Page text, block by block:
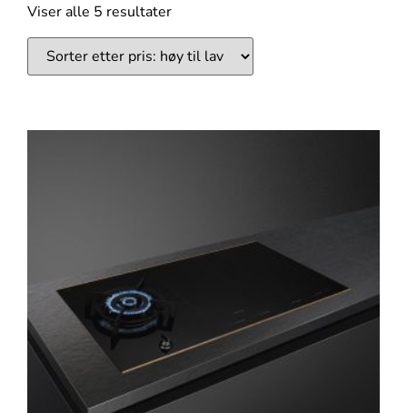
Viser alle 5 resultater